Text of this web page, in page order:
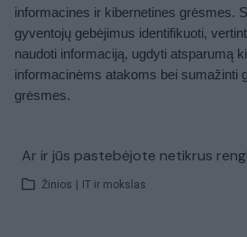
informacines ir kibernetines grėsmes.
gyventojų gebėjimus identifikuoti,
naudoti informaciją, ugdyti atsparumą
informacinėms atakoms bei sumažinti
grėsmes.
Ar ir jūs pastebėjote netikrus
Žinios IT ir mokslas